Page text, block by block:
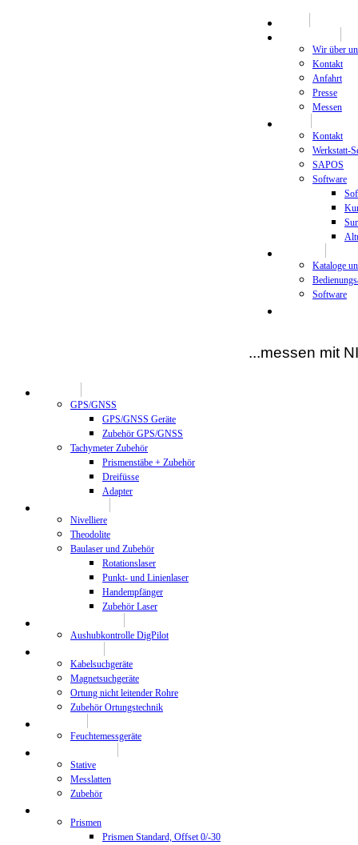
Wir über
Kontakt
Anfahrt
Presse
Messen
Kontakt
Werkstatt-
SAPOS
Software
Kataloge
Software
...messen mit
GPS/GNSS
GPS/GNSS Geräte
Zubehör GPS/GNSS
Tachymeter Zubehör
Prismenstäbe + Zubehör
Dreifüsse
Adapter
Nivelliere
Theodolite
Baulaser und Zubehör
Rotationslaser
Punkt- und Linienlaser
Handempfänger
Zubehör Laser
Aushubkontrolle DigPilot
Kabelsuchgeräte
Magnetsuchgeräte
Ortung nicht leitender Rohre
Zubehör Ortungstechnik
Feuchtemessgeräte
Stative
Messlatten
Zubehör
Prismen
Prismen Standard, Offset 0/-30